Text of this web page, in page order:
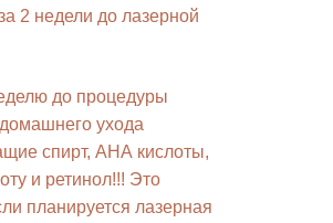
2 недели до лазерной
до процедуры
ухода
спирт, АНА кислоты,
и ретинол!!! Это
планируется лазерная